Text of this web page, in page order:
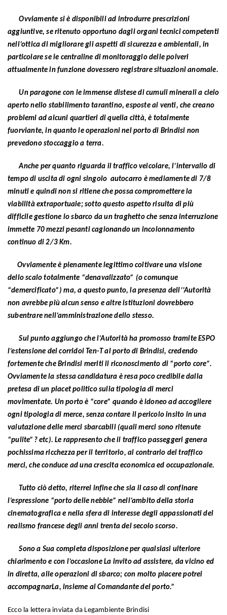
Ovviamente si è disponibili ad introdurre prescrizioni
aggiuntive, se ritenuto opportuno dagli organi tecnici competenti
nell’ottica di migliorare gli aspetti di sicurezza e ambientali, in
particolare se le centraline di monitoraggio delle polveri
attualmente in funzione dovessero registrare situazioni anomale.
Un paragone con le immense distese di cumuli minerali a cielo
aperto nello stabilimento tarantino, esposte ai venti, che creano
problemi ad alcuni quartieri di quella città, è totalmente
fuorviante, in quanto le operazioni nel porto di Brindisi non
prevedono stoccaggio a terra.
Anche per quanto riguarda il traffico veicolare, l’intervallo di
tempo di uscita di ogni singolo autocarro è mediamente di 7/8
minuti e quindi non si ritiene che possa compromettere la
viabilità extraportuale; sotto questo aspetto risulta di più
difficile gestione lo sbarco da un traghetto che senza interruzione
immette 70 mezzi pesanti cagionando un incolonnamento
continuo di 2/3 Km.
Ovviamente è pienamente legittimo coltivare una visione
dello scalo totalmente “denavalizzato” (o comunque
“demercificato”) ma, a questo punto, la presenza dell’’Autorità
non avrebbe più alcun senso e altre istituzioni dovrebbero
subentrare nell’amministrazione dello stesso.
Sul punto aggiungo che l’Autorità ha promosso tramite ESPO
l’estensione dei corridoi Ten-T al porto di Brindisi, credendo
fortemente che Brindisi meriti il riconoscimento di “porto core”.
Ovviamente la stessa candidatura è resa poco credibile dalla
pretesa di un placet politico sulla tipologia di merci
movimentate. Un porto è “core” quando è idoneo ad accogliere
ogni tipologia di merce, senza contare il pericolo insito in una
valutazione delle merci sbarcabili (quali merci sono ritenute
“pulite”? etc). Le rappresento che il traffico passeggeri genera
pochissima ricchezza per il territorio, al contrario del traffico
merci, che conduce ad una crescita economica ed occupazionale.
Tutto ciò detto, riterrei infine che sia il caso di confinare
l’espressione “porto delle nebbie” nell’ambito della storia
cinematografica e nella sfera di interesse degli appassionati del
realismo francese degli anni trenta del secolo scorso.
Sono a Sua completa disposizione per qualsiasi ulteriore
chiarimento e con l’occasione La invito ad assistere, da vicino ed
in diretta, alle operazioni di sbarco; con molto piacere potrei
accompagnarLa, insieme al Comandante del porto.”
Ecco la lettera inviata da Legambiente Brindisi